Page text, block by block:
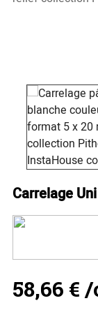
Carrelage
58,66 € /